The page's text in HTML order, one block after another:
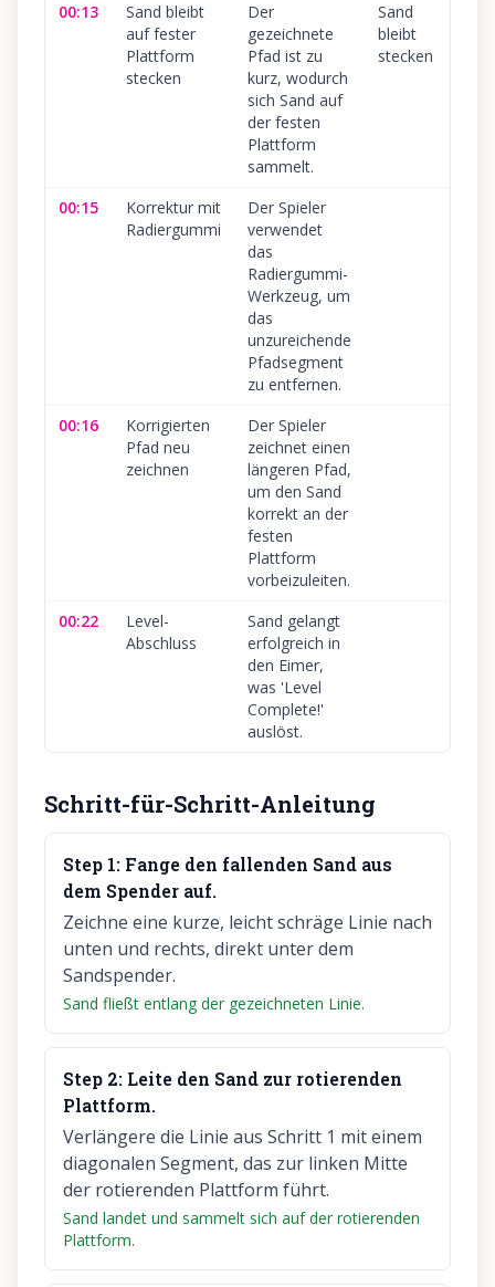
00:13
Sand bleibt
auf fester
Plattform
stecken
Der
gezeichnete
Pfad ist zu
kurz, wodurch
sich Sand auf
der festen
Plattform
sammelt.
Sand
bleibt
stecken
00:15
Korrektur mit
Radiergummi
Der Spieler
verwendet
das
Radiergummi-
Werkzeug, um
das
unzureichende
Pfadsegment
zu entfernen.
00:16
Korrigierten
Pfad neu
zeichnen
Der Spieler
zeichnet einen
längeren Pfad,
um den Sand
korrekt an der
festen
Plattform
vorbeizuleiten.
00:22
Level-
Abschluss
Sand gelangt
erfolgreich in
den Eimer,
was 'Level
Complete!'
auslöst.
Schritt-für-Schritt-Anleitung
Step 1: Fange den fallenden Sand aus
dem Spender auf.
Zeichne eine kurze, leicht schräge Linie nach
unten und rechts, direkt unter dem
Sandspender.
Sand fließt entlang der gezeichneten Linie.
Step 2: Leite den Sand zur rotierenden
Plattform.
Verlängere die Linie aus Schritt 1 mit einem
diagonalen Segment, das zur linken Mitte
der rotierenden Plattform führt.
Sand landet und sammelt sich auf der rotierenden
Plattform.